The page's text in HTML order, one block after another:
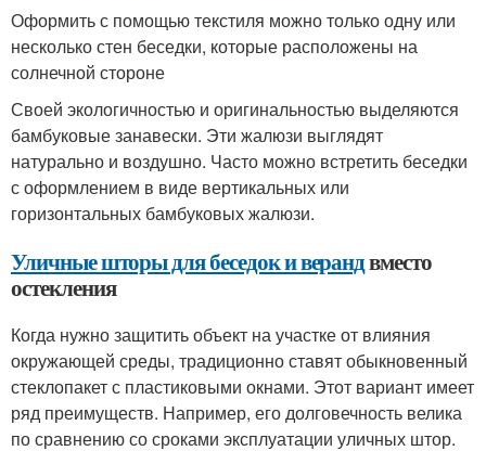
Оформить с помощью текстиля можно только одну или
несколько стен беседки, которые расположены на
солнечной стороне
Своей экологичностью и оригинальностью выделяются
бамбуковые занавески. Эти жалюзи выглядят
натурально и воздушно. Часто можно встретить беседки
с оформлением в виде вертикальных или
горизонтальных бамбуковых жалюзи.
Уличные шторы для беседок и верандвместо
остекления
Когда нужно защитить объект на участке от влияния
окружающей среды, традиционно ставят обыкновенный
стеклопакет с пластиковыми окнами. Этот вариант имеет
ряд преимуществ. Например, его долговечность велика
по сравнению со сроками эксплуатации уличных штор.